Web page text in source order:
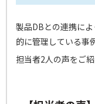
製品DBとの連携に
的に管理している事
担当者2人の声をご紹